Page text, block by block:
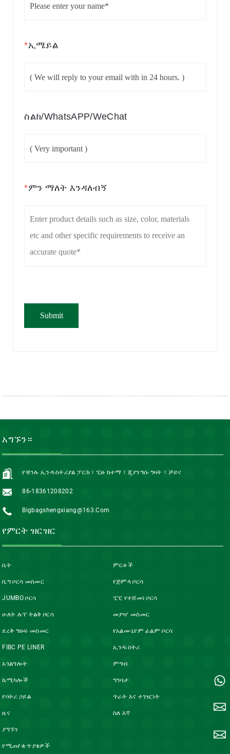
*ኢሜይል
ስልክ/WhatsAPP/WeChat
*ምን ማለት እንዳለብኝ
አግኙን።
የቼንሉ ኢንዱስትሪያል ፓርክ ፣ ፒዙ ከተማ ፣ ጂያንግሱ ግዛት ፣ ቻይና
86-18361208202
Bigbagshengxiang@163.com
የምርት ዝርዝር
ቤት ምርቶች
ቢግ ቦርሳ መስመር የጅምላ ቦርሳ
JUMBO ቦርሳ ፒፒ የተሸመነ ቦርሳ
ሁለት ሉፕ ትልቅ ቦርሳ መያዣ መስመር
ደረቅ ግዙፍ መስመር የአልሙኒየም ፊልም ቦርሳ
FIBC PE LINER ኢንዱስትሪ
አገልግሎት ምግብ
ኬሚካሎች ግንባታ
የባትሪ ኃይል ጥራት እና ተገዢነት
ዜና ስለ እኛ
ያግኙን
የሚጠየቁ ጥያቄዎች